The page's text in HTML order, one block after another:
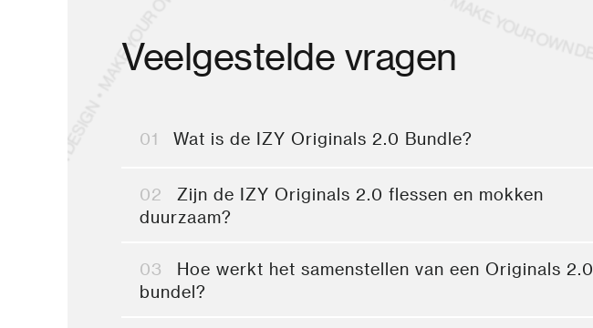
Veelgestelde vragen
01 Wat is de IZY Originals 2.0 Bundle?
02
Zijn de IZY Originals 2.0 flessen en mokken
duurzaam?
03
Hoe werkt het samenstellen van een Originals 2.0
bundel?